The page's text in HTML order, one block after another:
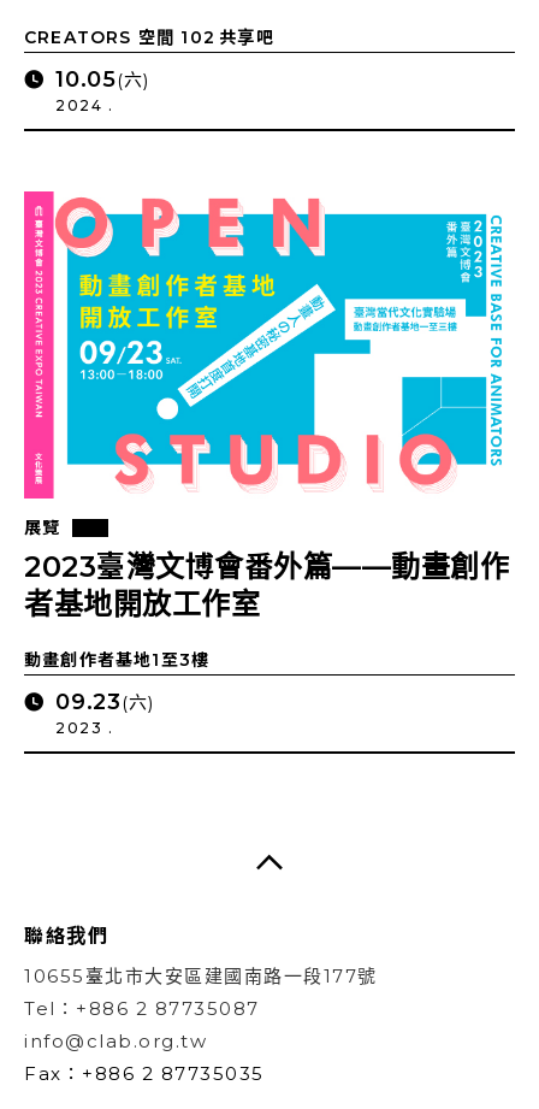
CREATORS 空間 102 共享吧
10.05(六)
2024 .
展覽
2023臺灣文博會番外篇——動畫創作
者基地開放工作室
動畫創作者基地1至3樓
09.23(六)
2023 .
聯絡我們
10655臺北市大安區建國南路一段177號
Tel：+886 2 87735087
info@clab.org.tw
Fax：+886 2 87735035